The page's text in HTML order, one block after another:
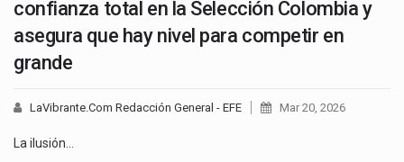
confianza total en la Selección Colombia y
asegura que hay nivel para competir en
grande
LaVibrante.Com Redacción General - EFE Mar 20, 2026
La ilusión…